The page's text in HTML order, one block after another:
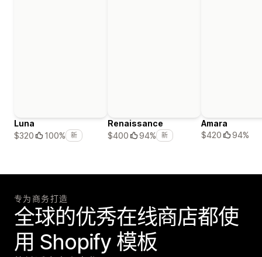
Luna
$320
100% 新
Renaissance
$400
94% 新
Amara
$420
94%
专为商务打造
全球的优秀在线商店都使
用 Shopify 模板